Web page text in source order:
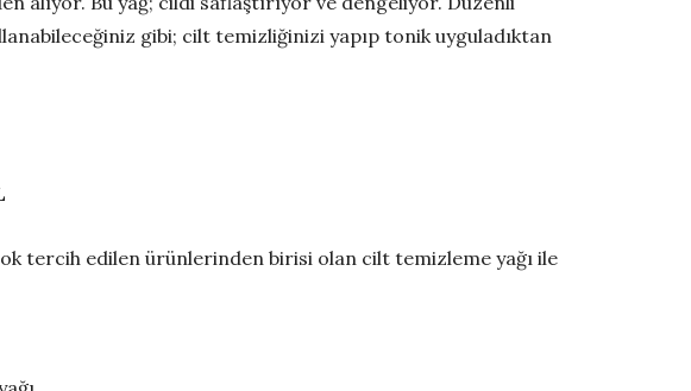
gibi; cilt temizliğinizi yapıp tonik uyguladıktan
tercih edilen ürünlerinden birisi olan cilt temizleme yağı ile